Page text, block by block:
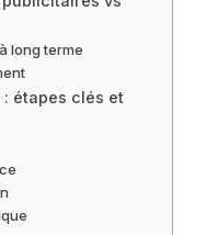
long terme
étapes clés et